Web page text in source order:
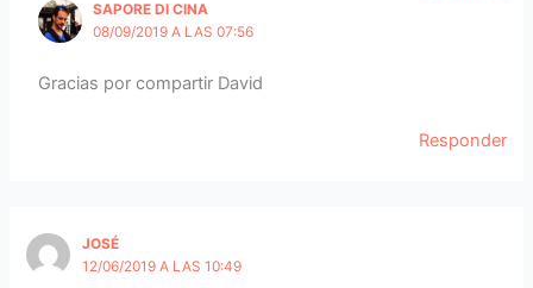
SAPORE DI CINA
08/09/2019 A LAS 07:56
Gracias por compartir David
Responder
JOSÉ
12/06/2019 A LAS 10:49